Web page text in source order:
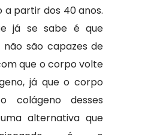
a partir dos 40 anos.
já se sabe é que
são capazes de
que o corpo volte
já que o corpo
colágeno desses
alternativa que